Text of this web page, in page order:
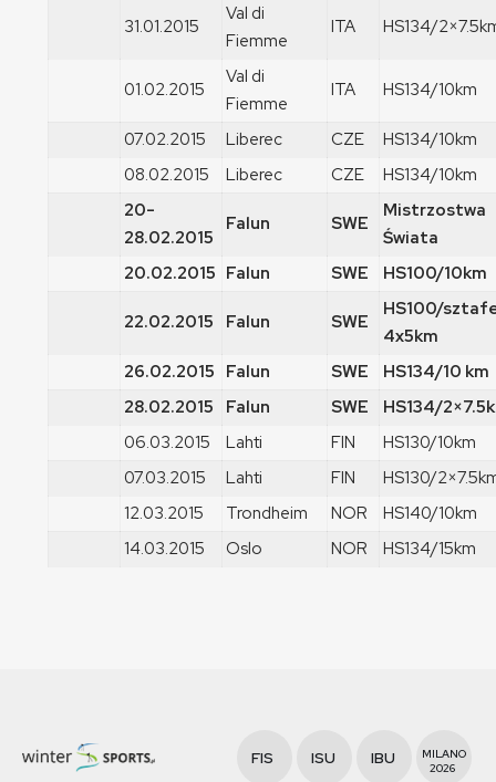
31.01.2015
Val di
Fiemme
ITA HS134/
01.02.2015
Val di
Fiemme
ITA HS134/10km
07.02.2015 Liberec CZE
HS134/10km
08.02.2015
Liberec CZE
HS134/10km
20-
28.02.2015
Falun SWE
Mistrzostwa
Świata
20.02.2015 Falun SWE HS100/10km
22.02.2015 Falun SWE
HS100/
4x5km
26.02.2015 Falun SWE
HS134/10 km
28.02.2015
Falun SWE
HS134/
06.03.2015
Lahti FIN
HS130/10km
07.03.2015
Lahti FIN
HS130/
12.03.2015
Trondheim NOR
HS140/10km
14.03.2015
Oslo NOR HS134/15km
FIS ISU IBU
MILANO
2026